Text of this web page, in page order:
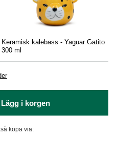
Keramisk kalebass - Yaguar Gatito
300 ml
Lägg i korgen
köpa via: